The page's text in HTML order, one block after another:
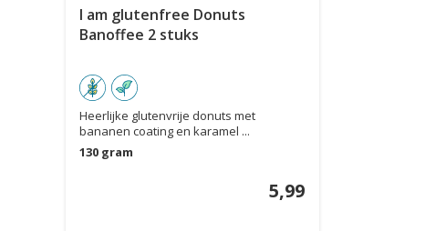
I am glutenfree Donuts
Banoffee 2 stuks
Heerlijke glutenvrije donuts met
bananen coating en karamel ...
130 gram
5,99